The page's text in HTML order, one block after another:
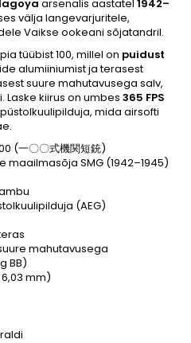
arsenalis aastatel 1942–
välja langevarjuritele,
Vaikse ookeani sõjatandril.
tüübist 100, millel on puidust
alumiiniumist ja terasest
suure mahutavusega salv,
Laske kiirus on umbes 365 FPS
mida airsofti
(一〇〇式機関短銃)
maailmasõja SMG (1942–1945)
(AEG)
mahutavusega
BB)
mm)